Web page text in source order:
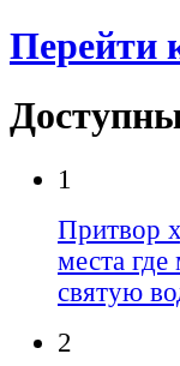
Перейти
1
Притвор
места
святую
2